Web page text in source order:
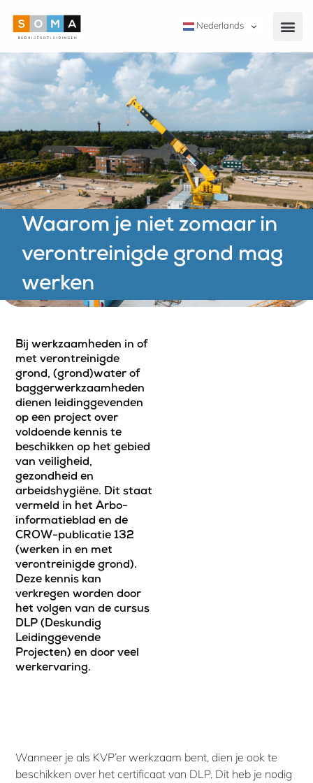
Nederlands
Waarom je niet zomaar in
verontreinigde grond mag
werken
Bij werkzaamheden in of
met verontreinigde
grond, (grond)water of
baggerwerkzaamheden
dienen leidinggevenden
op een project over
voldoende kennis te
beschikken op het gebied
van veiligheid,
gezondheid en
arbeidshygiëne. Dit staat
vermeld in het Arbo-
informatieblad en de
CROW-publicatie 132
(werken in en met
verontreinigde grond).
Deze kennis kan
verkregen worden door
het volgen van de cursus
DLP (Deskundig
Leidinggevende
Projecten) en door veel
werkervaring.
Wanneer je als KVP’er werkzaam bent, dien je ook te
beschikken over het certificaat van DLP. Dit heb je nodig